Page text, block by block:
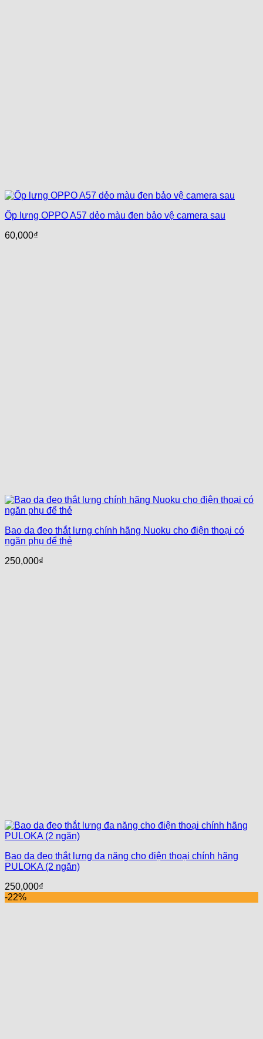
Ốp lưng OPPO A57 dẻo màu đen bảo vệ camera sau
60,000₫
Bao da đeo thắt lưng chính hãng Nuoku cho điện thoại có
ngăn phụ để thẻ
250,000₫
Bao da đeo thắt lưng đa năng cho điện thoại chính hãng
PULOKA (2 ngăn)
250,000₫
-22%